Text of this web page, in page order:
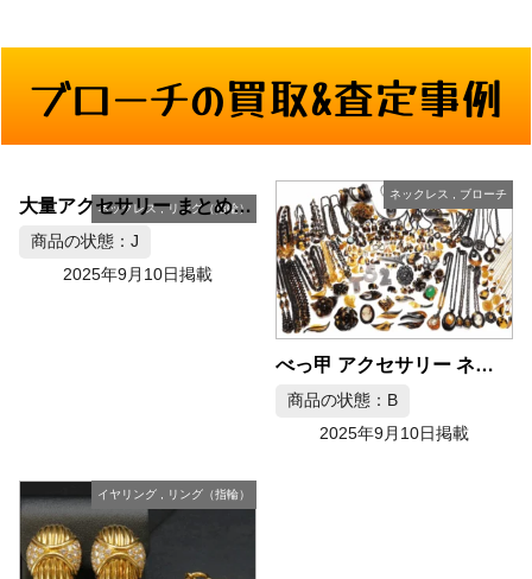
ブローチの買取&査定事例
ネックレス,リング（指輪）
大量アクセサリー まとめ売り 約52kg
商品の状態：J
2025年9月10日掲載
ネックレス , ブローチ
べっ甲 アクセサリー ネックレス・ブローチ おまとめ
商品の状態：B
2025年9月10日掲載
イヤリング, リング（指輪）